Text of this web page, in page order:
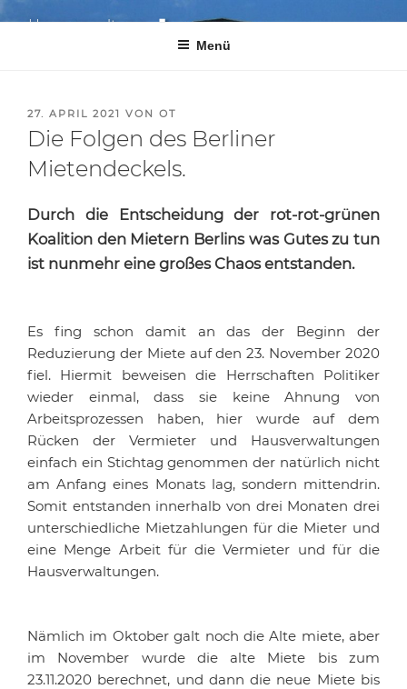
GmbH
Haus­ver­waltung
condo gmbh
Menü
VERÖFFENTLICHT
AM
27. APRIL 2021 VON OT
Die Folgen des Berliner
Mietendeckels.
Durch die Entscheidung der rot-rot-grünen
Koalition den Mietern Berlins was Gutes zu tun
ist nunmehr eine großes Chaos entstanden.
Es fing schon damit an das der Beginn der
Reduzierung der Miete auf den 23. November 2020
fiel. Hiermit beweisen die Herrschaften Politiker
wieder einmal, dass sie keine Ahnung von
Arbeitsprozessen haben, hier wurde auf dem
Rücken der Vermieter und Haus­ver­waltungen
einfach ein Stichtag genommen der natürlich nicht
am Anfang eines Monats lag, sondern mittendrin.
Somit entstanden innerhalb von drei Monaten drei
unterschiedliche Mietzahlungen für die Mieter und
eine Menge Arbeit für die Vermieter und für die
Haus­ver­waltungen.
Nämlich im Oktober galt noch die Alte miete, aber
im November wurde die alte Miete bis zum
23.11.2020 berechnet, und dann die neue Miete bis